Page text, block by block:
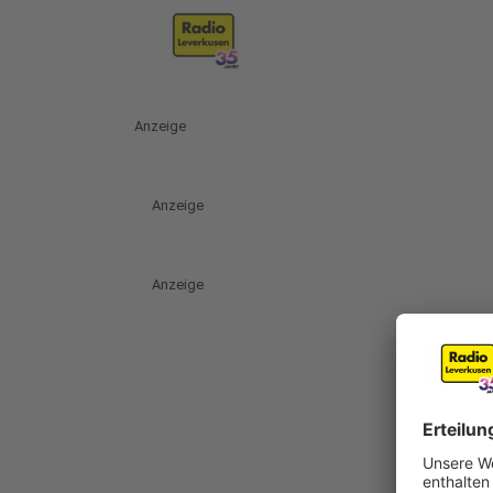
Anzeige
Anzeige
Anzeige